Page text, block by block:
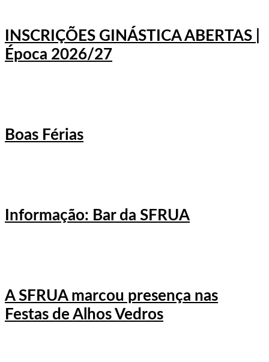
INSCRIÇÕES GINÁSTICA ABERTAS |
Época 2026/27
Boas Férias
Informação: Bar da SFRUA
A SFRUA marcou presença nas
Festas de Alhos Vedros